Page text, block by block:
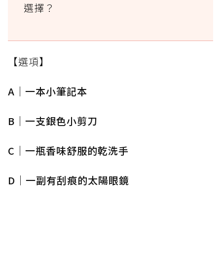
選擇？
【選項】
A｜一本小筆記本
B｜一支銀色小剪刀
C｜一瓶香味舒服的乾洗手
D｜一副有刮痕的太陽眼鏡